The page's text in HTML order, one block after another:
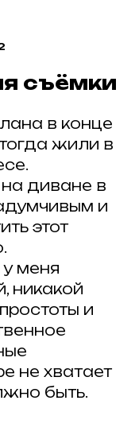
съёмки
в конце
жили в
диване в
и
этот
меня
никакой
и
не хватает
быть.